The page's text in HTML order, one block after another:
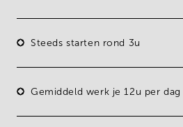
Steeds starten rond 3u
Gemiddeld werk je 12u per dag